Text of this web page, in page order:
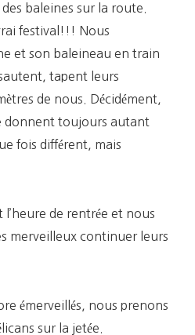
baleines sur la route.
festival!!! Nous
et son baleineau en train
tapent leurs
de nous. Décidément,
donnent toujours autant
fois différent, mais
de rentrée et nous
merveilleux continuer leurs
émerveillés, nous prenons
sur la jetée.